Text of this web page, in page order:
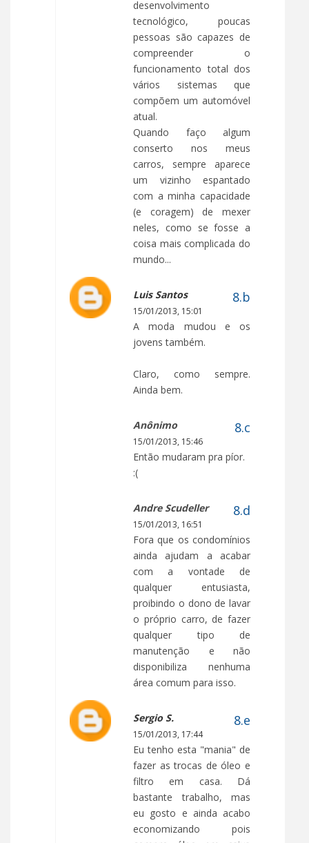
desenvolvimento
tecnológico, poucas
pessoas são capazes de
compreender o
funcionamento total dos
vários sistemas que
compõem um automóvel
atual.
Quando faço algum
conserto nos meus
carros, sempre aparece
um vizinho espantado
com a minha capacidade
(e coragem) de mexer
neles, como se fosse a
coisa mais complicada do
mundo...
Luis Santos
15/01/2013, 15:01
A moda mudou e os
jovens também.
Claro, como sempre.
Ainda bem.
Anônimo
15/01/2013, 15:46
Então mudaram pra píor.
:(
Andre Scudeller
15/01/2013, 16:51
Fora que os condomínios
ainda ajudam a acabar
com a vontade de
qualquer entusiasta,
proibindo o dono de lavar
o próprio carro, de fazer
qualquer tipo de
manutenção e não
disponibiliza nenhuma
área comum para isso.
Sergio S.
15/01/2013, 17:44
Eu tenho esta "mania" de
fazer as trocas de óleo e
filtro em casa. Dá
bastante trabalho, mas
eu gosto e ainda acabo
economizando pois